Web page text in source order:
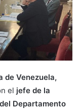
de Venezuela,
el jefe de la
Departamento